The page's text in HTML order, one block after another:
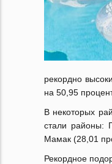
рекордно
на 50,95
В некоторых
стали районы:
Мамак (28,01
Рекордное